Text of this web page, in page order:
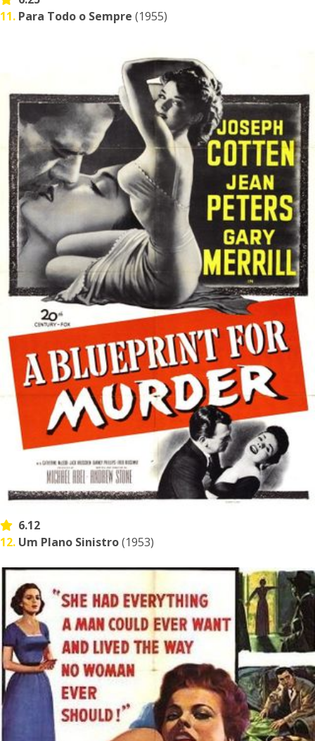
11. Para Todo o Sempre (1955)
6.12
12. Um Plano Sinistro(1953)